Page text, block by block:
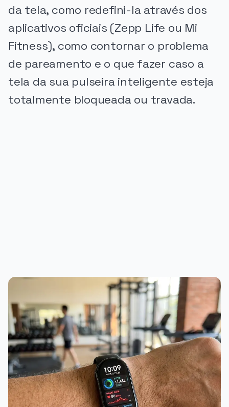
da tela, como redefini-la através dos
aplicativos oficiais (Zepp Life ou Mi
Fitness), como contornar o problema
de pareamento e o que fazer caso a
tela da sua pulseira inteligente esteja
totalmente bloqueada ou travada.